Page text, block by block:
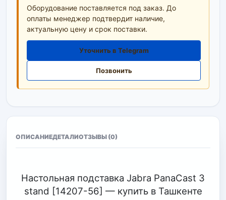
Оборудование поставляется под заказ. До
оплаты менеджер подтвердит наличие,
актуальную цену и срок поставки.
Уточнить в Telegram
Позвонить
ОПИСАНИЕДЕТАЛИОТЗЫВЫ (0)
Настольная подставка Jabra PanaCast 3
stand [14207-56] — купить в Ташкенте